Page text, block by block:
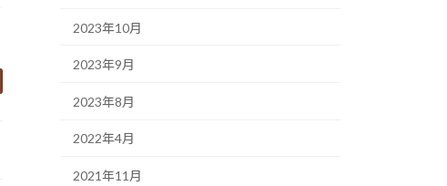
2023年10月
2023年9月
2023年8月
2022年4月
2021年11月